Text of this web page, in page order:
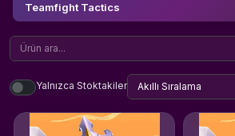
Teamfight Tactics
Yalnızca Stoktakiler